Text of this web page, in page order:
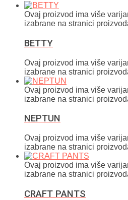
Ovaj proizvod ima više
izabrane na stranici
BETTY
Ovaj proizvod ima više
izabrane na stranici
Ovaj proizvod ima više
izabrane na stranici
NEPTUN
Ovaj proizvod ima više
izabrane na stranici
Ovaj proizvod ima više
izabrane na stranici
CRAFT PANTS